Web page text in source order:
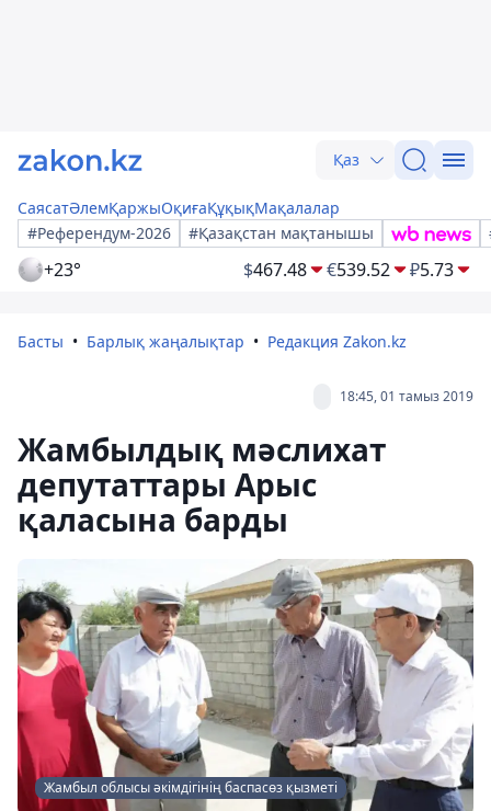
Қаз
СаясатӘлемҚаржыОқиғаҚұқықМақалалар
#Референдум-2026
#Қазақстан мақтанышы
+23° $467.48 €539.52 ₽5.73
Басты Барлық жаңалықтар Редакция Zakon.kz
18:45, 01 тамыз 2019
Жамбылдық мәслихат
депутаттары Арыс
қаласына барды
Жамбыл облысы әкімдігінің баспасөз қызметі